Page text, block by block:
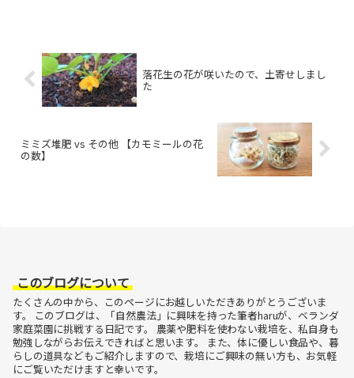
落花生の花が咲いたので、土寄せしまし
た
ミミズ堆肥 vs その他 【カモミールの花
の数】
このブログについて
たくさんの中から、このページにお越しいただきありがとうございま
す。
このブログは、「自然農法」に興味を持った筆者haruが、ベランダ
家庭菜園に挑戦する日記です。
農薬や肥料を使わない栽培を、私自身も
勉強しながらお伝えできればと思います。
また、体に優しい食品や、暮
らしの道具などもご紹介しますので、栽培にご興味の無い方も、お気軽
にご覧いただけますと幸いです。